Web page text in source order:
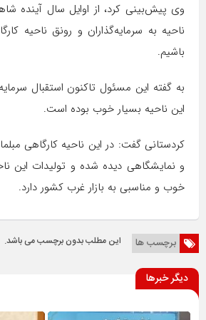
وی پیش‌بینی کرد، از اوایل سال آینده
ناحیه به سرمایه‌گذاران و رونق ناحیه
باشیم.
به گفته این مسئول تاکنون استقبال
این ناحیه بسیار خوب بوده است.
کردستانی گفت: در این ناحیه کارگاهی
و نمایشگاهی دیده شده و تولیدات این
خوب و مناسبی به بازار غرب کشور دارد.
برچسب ها این مطلب بدون برچسب می باشد.
دیگر خبرها